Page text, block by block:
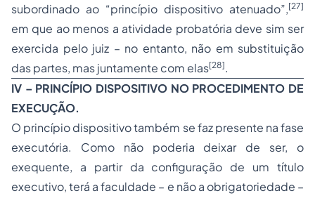
subordinado ao “princípio dispositivo atenuado”,[27]
em que ao menos a atividade probatória deve sim ser
exercida pelo juiz – no entanto, não em substituição
das partes, mas juntamente com elas[28].
IV – PRINCÍPIO DISPOSITIVO NO PROCEDIMENTO DE
EXECUÇÃO.
O princípio dispositivo também se faz presente na fase
executória. Como não poderia deixar de ser, o
exequente, a partir da configuração de um título
executivo, terá a faculdade – e não a obrigatoriedade –